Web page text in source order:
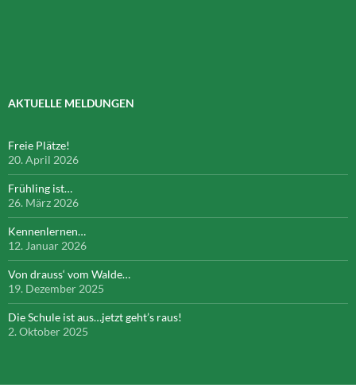
AKTUELLE MELDUNGEN
Freie Plätze!
20. April 2026
Frühling ist…
26. März 2026
Kennenlernen…
12. Januar 2026
Von drauss‘ vom Walde…
19. Dezember 2025
Die Schule ist aus…jetzt geht’s raus!
2. Oktober 2025